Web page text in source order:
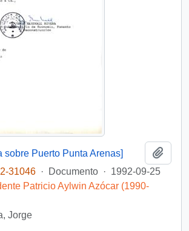
sobre Puerto Punta Arenas]
31046 · Documento · 1992-09-25
Patricio Aylwin Azócar (1990-
Jorge